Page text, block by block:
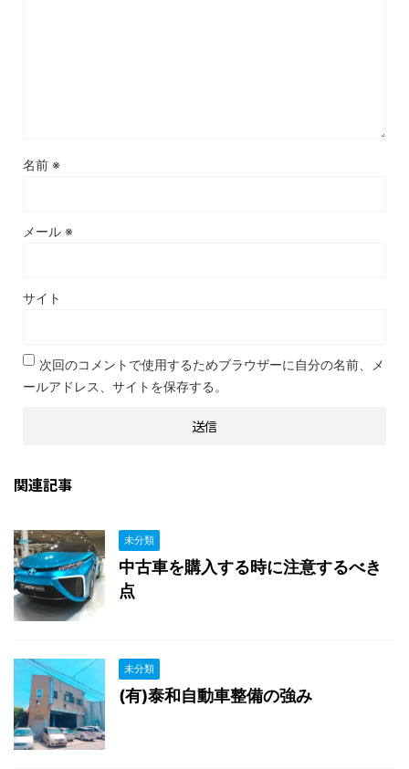
名前 ※
メール ※
サイト
次回のコメントで使用するためブラウザーに自分の名前、メ
ールアドレス、サイトを保存する。
関連記事
未分類
中古車を購入する時に注意するべき
点
未分類
(有)泰和自動車整備の強み